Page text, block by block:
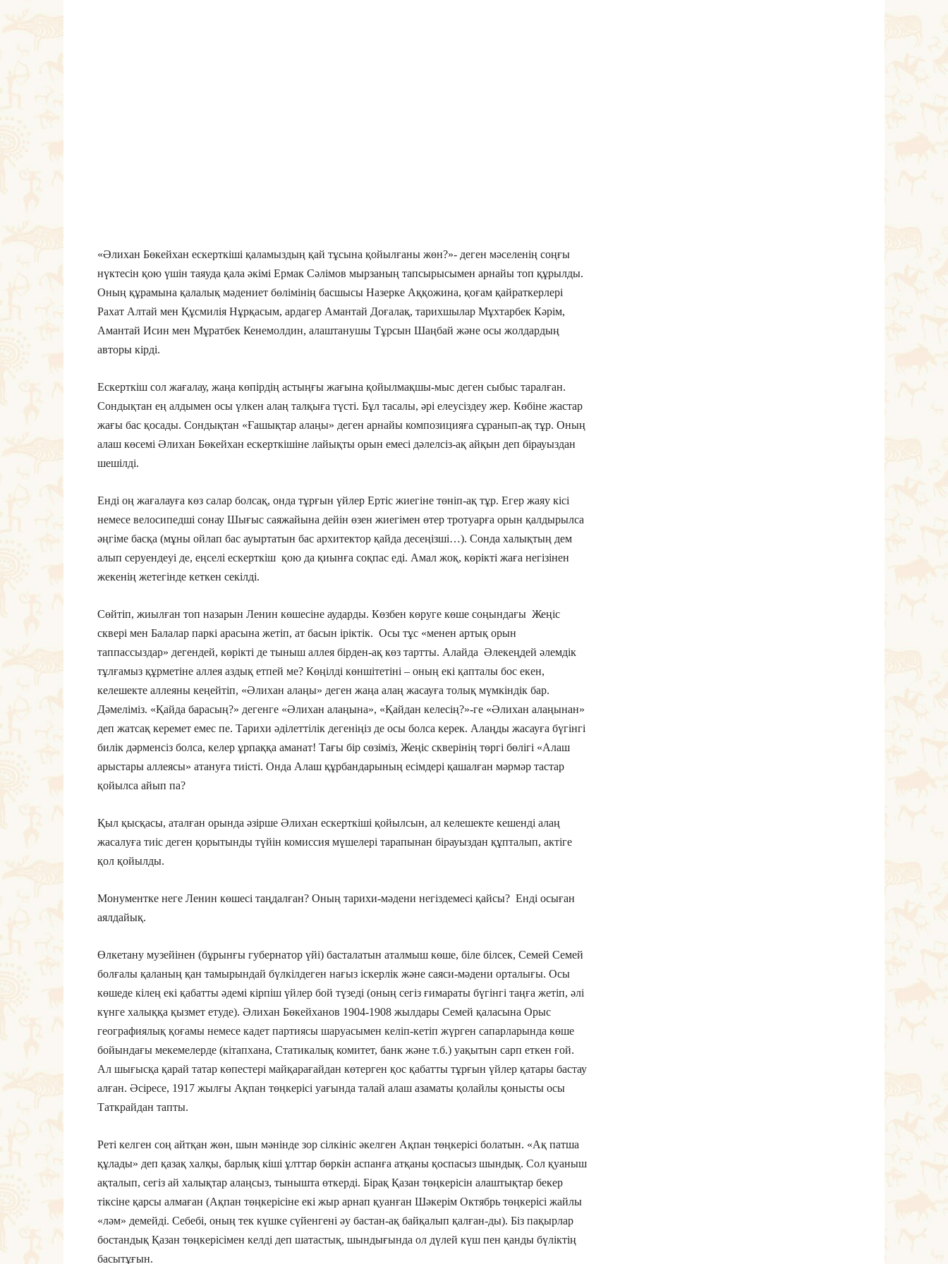
«Әлихан Бөкейхан ескерткіші қаламыздың қай тұсына қойылғаны жөн?»- деген мәселенің соңғы
нүктесін қою үшін таяуда қала әкімі Ермак Сәлімов мырзаның тапсырысымен арнайы топ құрылды.
Оның құрамына қалалық мәдениет бөлімінің басшысы Назерке Аққожина, қоғам қайраткерлері
Рахат Алтай мен Құсмилія Нұрқасым, ардагер Амантай Доғалақ, тарихшылар Мұхтарбек Кәрім,
Амантай Исин мен Мұратбек Кенемолдин, алаштанушы Тұрсын Шаңбай және осы жолдардың
авторы кірді.
Ескерткіш сол жағалау, жаңа көпірдің астыңғы жағына қойылмақшы-мыс деген сыбыс таралған.
Сондықтан ең алдымен осы үлкен алаң талқыға түсті. Бұл тасалы, әрі елеусіздеу жер. Көбіне жастар
жағы бас қосады. Сондықтан «Ғашықтар алаңы» деген арнайы композицияға сұранып-ақ тұр. Оның
алаш көсемі Әлихан Бөкейхан ескерткішіне лайықты орын емесі дәлелсіз-ақ айқын деп бірауыздан
шешілді.
Енді оң жағалауға көз салар болсақ, онда тұрғын үйлер Ертіс жиегіне төніп-ақ тұр. Егер жаяу кісі
немесе велосипедші сонау Шығыс саяжайына дейін өзен жиегімен өтер тротуарға орын қалдырылса
әңгіме басқа (мұны ойлап бас ауыртатын бас архитектор қайда десеңізші…). Сонда халықтың дем
алып серуендеуі де, еңселі ескерткіш қою да қиынға соқпас еді. Амал жоқ, көрікті жаға негізінен
жекенің жетегінде кеткен секілді.
Сөйтіп, жиылған топ назарын Ленин көшесіне аударды. Көзбен көруге көше соңындағы Жеңіс
сквері мен Балалар паркі арасына жетіп, ат басын іріктік. Осы тұс «менен артық орын
таппассыздар» дегендей, көрікті де тыныш аллея бірден-ақ көз тартты. Алайда Әлекеңдей әлемдік
тұлғамыз құрметіне аллея аздық етпей ме? Көңілді көншітетіні – оның екі қапталы бос екен,
келешекте аллеяны кеңейтіп, «Әлихан алаңы» деген жаңа алаң жасауға толық мүмкіндік бар.
Дәмеліміз. «Қайда барасың?» дегенге «Әлихан алаңына», «Қайдан келесің?»-ге «Әлихан алаңынан»
деп жатсақ керемет емес пе. Тарихи әділеттілік дегеніңіз де осы болса керек. Алаңды жасауға бүгінгі
билік дәрменсіз болса, келер ұрпаққа аманат! Тағы бір сөзіміз, Жеңіс скверінің төргі бөлігі «Алаш
арыстары аллеясы» атануға тиісті. Онда Алаш құрбандарының есімдері қашалған мәрмәр тастар
қойылса айып па?
Қыл қысқасы, аталған орында әзірше Әлихан ескерткіші қойылсын, ал келешекте кешенді алаң
жасалуға тиіс деген қорытынды түйін комиссия мүшелері тарапынан бірауыздан құпталып, актіге
қол қойылды.
Монументке неге Ленин көшесі таңдалған? Оның тарихи-мәдени негіздемесі қайсы? Енді осыған
аялдайық.
Өлкетану музейінен (бұрынғы губернатор үйі) басталатын аталмыш көше, біле білсек, Семей Семей
болғалы қаланың қан тамырындай бүлкілдеген нағыз іскерлік және саяси-мәдени орталығы. Осы
көшеде кілең екі қабатты әдемі кірпіш үйлер бой түзеді (оның сегіз ғимараты бүгінгі таңға жетіп, әлі
күнге халыққа қызмет етуде). Әлихан Бөкейханов 1904-1908 жылдары Семей қаласына Орыс
географиялық қоғамы немесе кадет партиясы шаруасымен келіп-кетіп жүрген сапарларында көше
бойындағы мекемелерде (кітапхана, Статикалық комитет, банк және т.б.) уақытын сарп еткен ғой.
Ал шығысқа қарай татар көпестері майқарағайдан көтерген қос қабатты тұрғын үйлер қатары бастау
алған. Әсіресе, 1917 жылғы Ақпан төңкерісі уағында талай алаш азаматы қолайлы қонысты осы
Таткрайдан тапты.
Реті келген соң айтқан жөн, шын мәнінде зор сілкініс әкелген Ақпан төңкерісі болатын. «Ақ патша
құлады» деп қазақ халқы, барлық кіші ұлттар бөркін аспанға атқаны қоспасыз шындық. Сол қуаныш
ақталып, сегіз ай халықтар алаңсыз, тынышта өткерді. Бірақ Қазан төңкерісін алаштықтар бекер
тіксіне қарсы алмаған (Ақпан төңкерісіне екі жыр арнап қуанған Шәкерім Октябрь төңкерісі жайлы
«ләм» демейді. Себебі, оның тек күшке сүйенгені әу бастан-ақ байқалып қалған-ды). Біз пақырлар
бостандық Қазан төңкерісімен келді деп шатастық, шындығында ол дүлей күш пен қанды бүліктің
басытұғын.